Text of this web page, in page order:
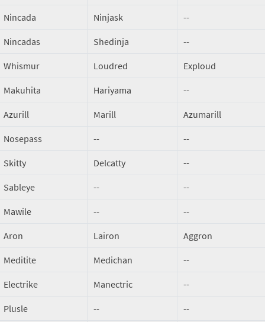
Nincada Ninjask --
Nincadas Shedinja --
Whismur Loudred Exploud
Makuhita Hariyama --
Azurill Marill Azumarill
Nosepass -- --
Skitty Delcatty --
Sableye -- --
Mawile -- --
Aron Lairon Aggron
Meditite Medichan --
Electrike Manectric --
Plusle -- --